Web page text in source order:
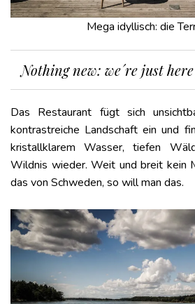
Mega idyllisch: die
Nothing new: we´re just
Das Restaurant fügt sich
kontrastreiche Landschaft ein und
kristallklarem Wasser, tiefen
Wildnis wieder. Weit und breit kein
das von Schweden, so will man das.